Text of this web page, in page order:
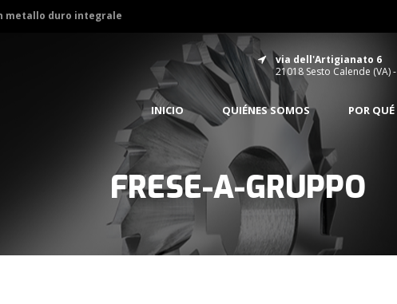
metallo duro integrale
via dell'Artigianato 6
21018 Sesto Calende (VA)
INICIO QUIÉNES SOMOS POR
FRESE-A-GRUPPO